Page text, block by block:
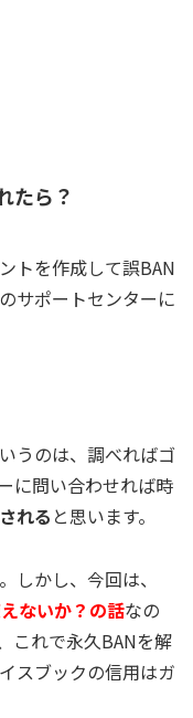
たら？
トを作成して誤BAN
サポートセンターに
うのは、調べればゴ
に問い合わせれば時
れる と思います。
しかし、今回は、
ないか？の話なの
これで永久BANを解
スブックの信用はガ